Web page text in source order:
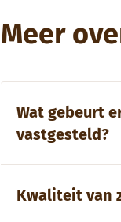
Meer
Wat gebeurt
vastgesteld?
Kwaliteit van